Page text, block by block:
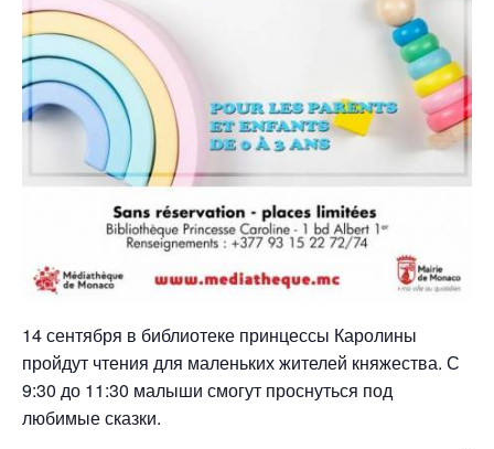
14 сентября в библиотеке принцессы Каролины
пройдут чтения для маленьких жителей княжества. С
9:30 до 11:30 малыши смогут проснуться под
любимые сказки.